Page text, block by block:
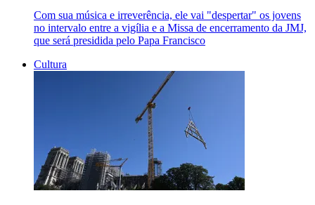
Com sua música e irreverência, ele vai "despertar" os jovens
no intervalo entre a vigília e a Missa de encerramento da JMJ,
que será presidida pelo Papa Francisco
Cultura